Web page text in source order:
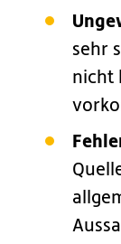
sehr
nicht